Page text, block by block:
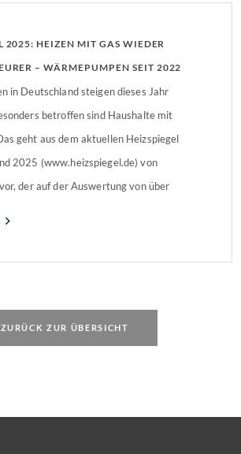
2025: HEIZEN MIT GAS WIEDER
– WÄRMEPUMPEN SEIT 2022
in Deutschland steigen dieses Jahr
betroffen sind Haushalte mit
geht aus dem aktuellen Heizspiegel
2025 (www.heizspiegel.de) von
der auf der Auswertung von über
ZURÜCK ZUR ÜBERSICHT